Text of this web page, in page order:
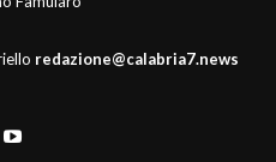
redazione@calabria7.news